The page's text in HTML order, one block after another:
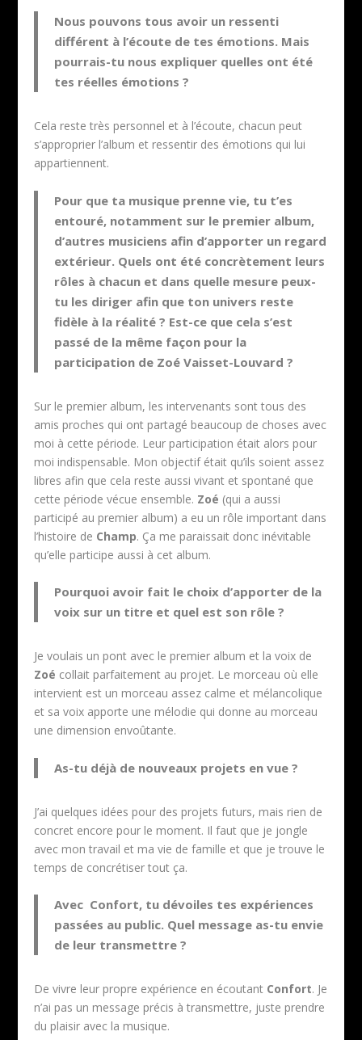
Nous pouvons tous avoir un ressenti
différent à l’écoute de tes émotions. Mais
pourrais-tu nous expliquer quelles ont été
tes réelles émotions ?
Cela reste très personnel et à l’écoute, chacun peut
s’approprier l’album et ressentir des émotions qui lui
appartiennent.
Pour que ta musique prenne vie, tu t’es
entouré, notamment sur le premier album,
d’autres musiciens afin d’apporter un regard
extérieur. Quels ont été concrètement leurs
rôles à chacun et dans quelle mesure peux-
tu les diriger afin que ton univers reste
fidèle à la réalité ? Est-ce que cela s’est
passé de la même façon pour la
participation de Zoé Vaisset-Louvard ?
Sur le premier album, les intervenants sont tous des
amis proches qui ont partagé beaucoup de choses avec
moi à cette période. Leur participation était alors pour
moi indispensable. Mon objectif était qu’ils soient assez
libres afin que cela reste aussi vivant et spontané que
cette période vécue ensemble. Zoé (qui a aussi
participé au premier album) a eu un rôle important dans
l’histoire de Champ. Ça me paraissait donc inévitable
qu’elle participe aussi à cet album.
Pourquoi avoir fait le choix d’apporter de la
voix sur un titre et quel est son rôle ?
Je voulais un pont avec le premier album et la voix de
Zoé collait parfaitement au projet. Le morceau où elle
intervient est un morceau assez calme et mélancolique
et sa voix apporte une mélodie qui donne au morceau
une dimension envoûtante.
As-tu déjà de nouveaux projets en vue ?
J’ai quelques idées pour des projets futurs, mais rien de
concret encore pour le moment. Il faut que je jongle
avec mon travail et ma vie de famille et que je trouve le
temps de concrétiser tout ça.
Avec Confort, tu dévoiles tes expériences
passées au public. Quel message as-tu envie
de leur transmettre ?
De vivre leur propre expérience en écoutant Confort. Je
n’ai pas un message précis à transmettre, juste prendre
du plaisir avec la musique.